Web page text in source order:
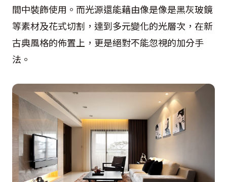
間中裝飾使用。而光源還能藉由像是像是黑灰玻鏡
等素材及花式切割，達到多元變化的光層次，在新
古典風格的佈置上，更是絕對不能忽視的加分手
法。